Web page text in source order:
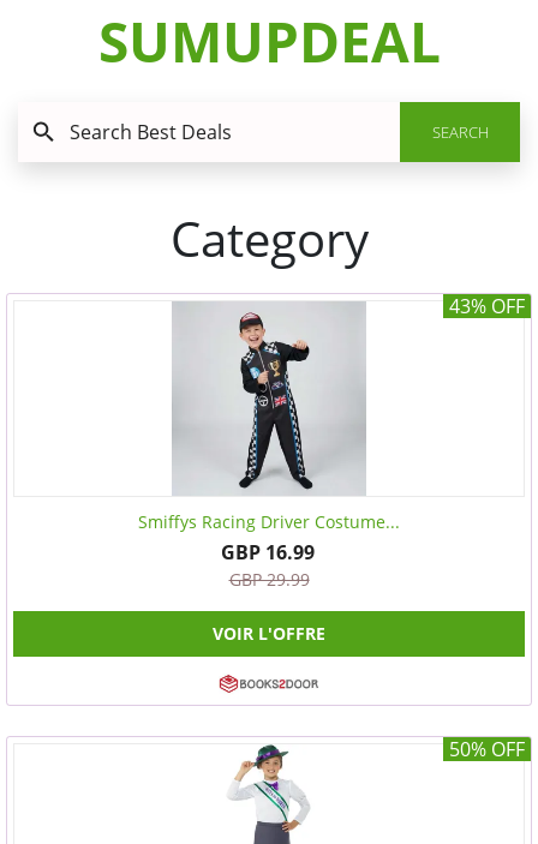
SUMUPDEAL
SEARCH
Category
43% OFF
Smiffys Racing Driver Costume...
GBP 16.99
GBP 29.99
VOIR L'OFFRE
50% OFF